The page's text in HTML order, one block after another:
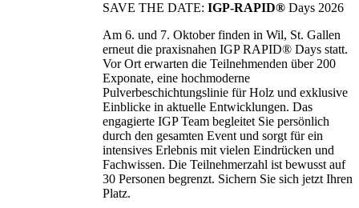
SAVE THE DATE: IGP-RAPID® Days 2026
Am 6. und 7. Oktober finden in Wil, St. Gallen
erneut die praxisnahen IGP RAPID® Days statt.
Vor Ort erwarten die Teilnehmenden über 200
Exponate, eine hochmoderne
Pulverbeschichtungslinie für Holz und exklusive
Einblicke in aktuelle Entwicklungen. Das
engagierte IGP Team begleitet Sie persönlich
durch den gesamten Event und sorgt für ein
intensives Erlebnis mit vielen Eindrücken und
Fachwissen. Die Teilnehmerzahl ist bewusst auf
30 Personen begrenzt. Sichern Sie sich jetzt Ihren
Platz.